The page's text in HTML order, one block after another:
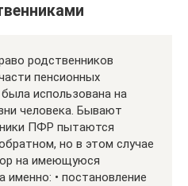
родственников
пенсионных
использована на
человека. Бывают
ПФР пытаются
но в этом случае
на имеющуюся
именно: • постановление